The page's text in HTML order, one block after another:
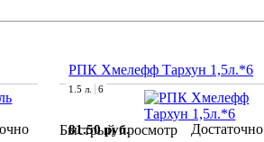
РПК Хмелефф Тархун 1,5л.*6
Быстрый просмотр
1.5 л. 6
81.50 руб. Достаточно